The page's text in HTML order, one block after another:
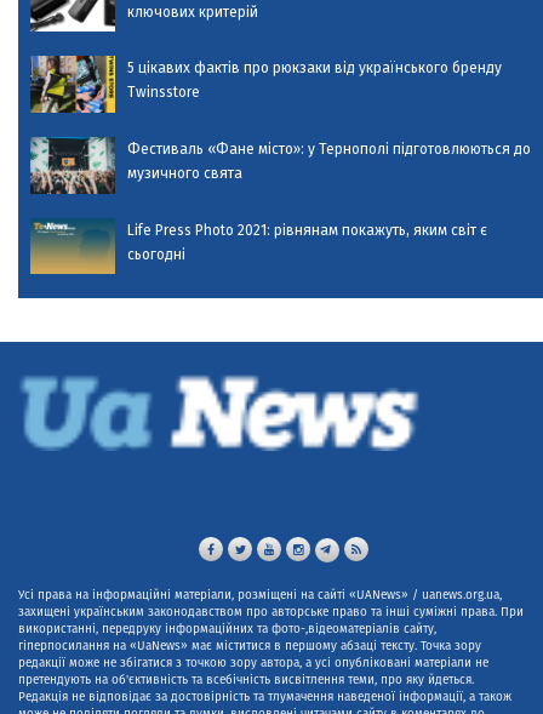
ключових критерій
5 цікавих фактів про рюкзаки від українського бренду
Twinsstore
Фестиваль «Фане місто»: у Тернополі підготовлюються до
музичного свята
Life Press Photo 2021: рівнянам покажуть, яким світ є
сьогодні
Усі права на інформаційні матеріали, розміщені на сайті «UANews» / uanews.org.ua,
захищені українським законодавством про авторське право та інші суміжні права. При
використанні, передруку інформаційних та фото-,відеоматеріалів сайту,
гіперпосилання на «UaNews» має міститися в першому абзаці тексту. Точка зору
редакції може не збігатися з точкою зору автора, а усі опубліковані матеріали не
претендують на об'єктивність та всебічність висвітлення теми, про яку йдеться.
Редакція не відповідає за достовірність та тлумачення наведеної інформації, а також